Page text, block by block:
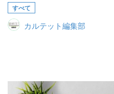
代理店の乗り換えをお考えの方
会社概要
すべて
カルテット編集部